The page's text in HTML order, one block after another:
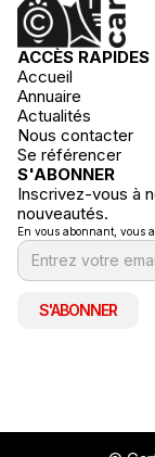
ACCÈS RAPIDES
Accueil
Annuaire
Actualités
Nous contacter
Se référencer
S'ABONNER
Inscrivez-vous à
nouveautés.
En vous abonnant, vous